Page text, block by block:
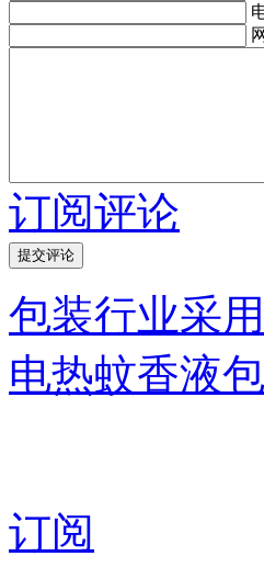
订阅评论
包装行业采
电热蚊香液
订阅